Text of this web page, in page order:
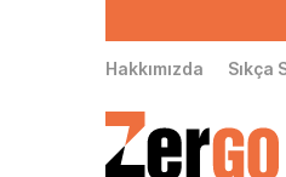
Hakkımızda Sıkça